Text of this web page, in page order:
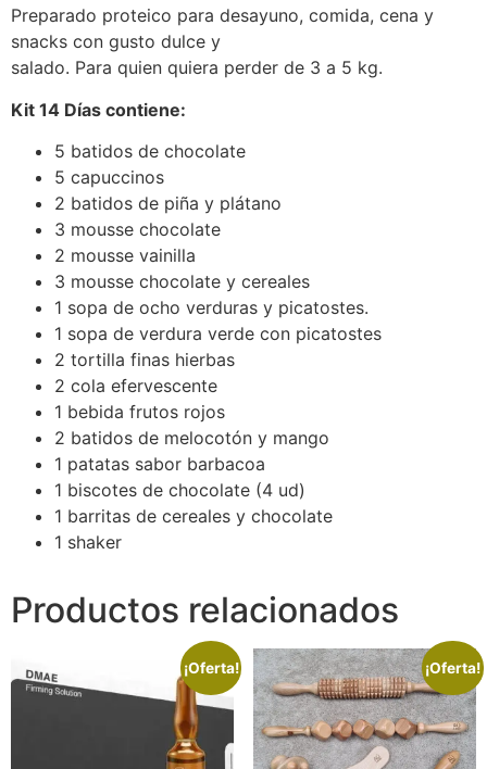
Preparado proteico para desayuno, comida, cena y
snacks con gusto dulce y
salado. Para quien quiera perder de 3 a 5 kg.
Kit 14 Días contiene:
5 batidos de chocolate
5 capuccinos
2 batidos de piña y plátano
3 mousse chocolate
2 mousse vainilla
3 mousse chocolate y cereales
1 sopa de ocho verduras y picatostes.
1 sopa de verdura verde con picatostes
2 tortilla finas hierbas
2 cola efervescente
1 bebida frutos rojos
2 batidos de melocotón y mango
1 patatas sabor barbacoa
1 biscotes de chocolate (4 ud)
1 barritas de cereales y chocolate
1 shaker
Productos relacionados
¡Oferta! ¡Oferta!